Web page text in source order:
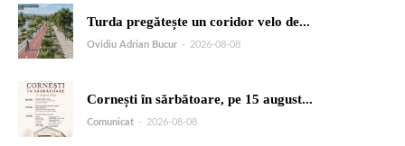
Turda pregătește un coridor velo de...
Ovidiu Adrian Bucur - 2026-08-08
Cornești în sărbătoare, pe 15 august...
Comunicat - 2026-08-08